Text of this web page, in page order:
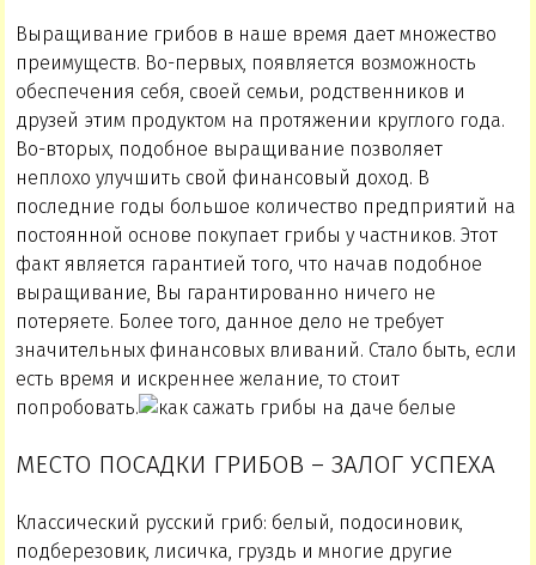
Выращивание грибов в наше время дает множество
преимуществ. Во-первых, появляется возможность
обеспечения себя, своей семьи, родственников и
друзей этим продуктом на протяжении круглого года.
Во-вторых, подобное выращивание позволяет
неплохо улучшить свой финансовый доход. В
последние годы большое количество предприятий на
постоянной основе покупает грибы у частников. Этот
факт является гарантией того, что начав подобное
выращивание, Вы гарантированно ничего не
потеряете. Более того, данное дело не требует
значительных финансовых вливаний. Стало быть, если
есть время и искреннее желание, то стоит
попробовать.
МЕСТО ПОСАДКИ ГРИБОВ – ЗАЛОГ УСПЕХА
Классический русский гриб: белый, подосиновик,
подберезовик, лисичка, груздь и многие другие